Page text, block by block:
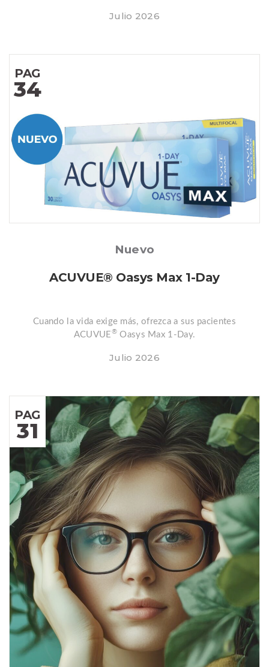
Julio 2026
PAG
34
Posted
Nuevo
ACUVUE® Oasys Max 1-Day
Cuando la vida exige más, ofrezca a sus pacientes
ACUVUE ® Oasys Max 1-Day.
Julio 2026
PAG
31